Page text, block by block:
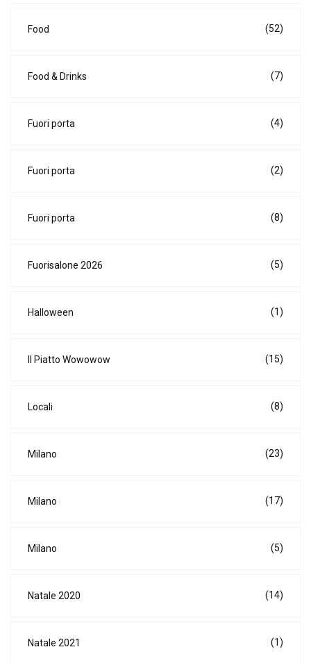
Food (52)
Food & Drinks (7)
Fuori porta (4)
Fuori porta (2)
Fuori porta (8)
Fuorisalone 2026 (5)
Halloween (1)
Il Piatto Wowowow (15)
Locali (8)
Milano (23)
Milano (17)
Milano (5)
Natale 2020 (14)
Natale 2021 (1)